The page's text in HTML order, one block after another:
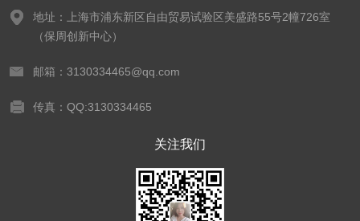
地址：上海市浦东新区自由贸易试验区美盛路55号2幢726室
（保周创新中心）
邮箱：3130334465@qq.com
传真：QQ:3130334465
关注我们